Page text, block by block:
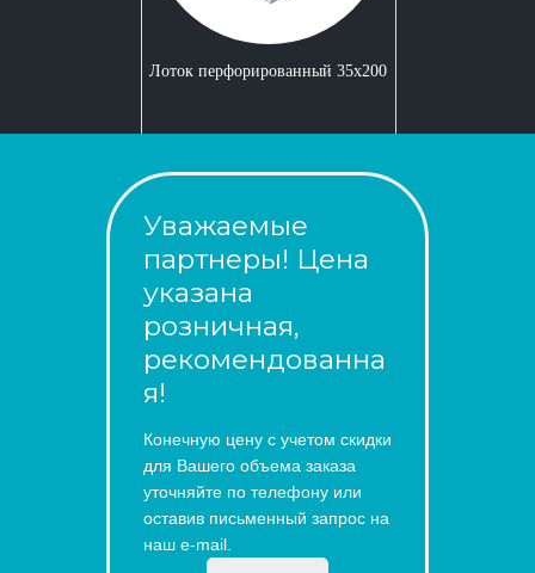
Лоток перфорированный 35x200
Уважаемые
партнеры! Цена
указана
розничная,
рекомендованна
я!
Конечную цену с учетом скидки
для Вашего объема заказа
уточняйте по телефону или
оставив письменный запрос на
наш e-mail.